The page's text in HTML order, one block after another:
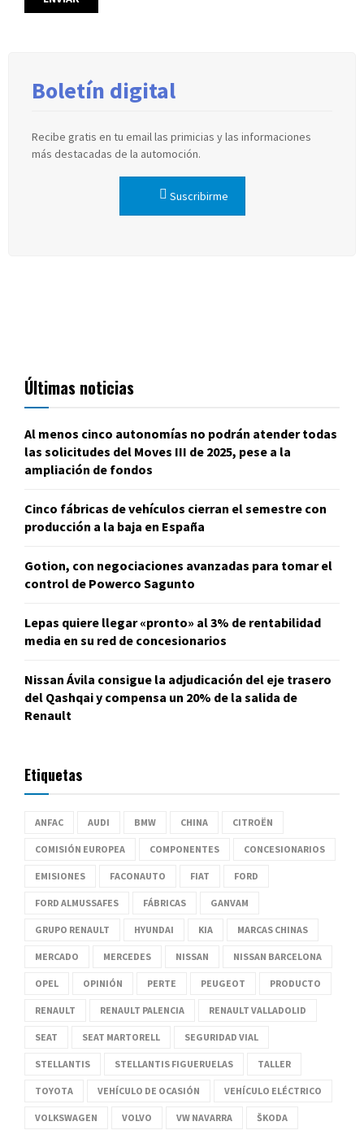
Boletín digital
Recibe gratis en tu email las primicias y las informaciones
más destacadas de la automoción.
Suscribirme
Últimas noticias
Al menos cinco autonomías no podrán atender todas
las solicitudes del Moves III de 2025, pese a la
ampliación de fondos
Cinco fábricas de vehículos cierran el semestre con
producción a la baja en España
Gotion, con negociaciones avanzadas para tomar el
control de Powerco Sagunto
Lepas quiere llegar «pronto» al 3% de rentabilidad
media en su red de concesionarios
Nissan Ávila consigue la adjudicación del eje trasero
del Qashqai y compensa un 20% de la salida de
Renault
Etiquetas
ANFAC AUDI BMW CHINA CITROËN
COMISIÓN EUROPEA COMPONENTES CONCESIONARIOS
EMISIONES FACONAUTO FIAT FORD
FORD ALMUSSAFES FÁBRICAS GANVAM
GRUPO RENAULT HYUNDAI KIA MARCAS CHINAS
MERCADO MERCEDES NISSAN NISSAN BARCELONA
OPEL OPINIÓN PERTE PEUGEOT PRODUCTO
RENAULT RENAULT PALENCIA RENAULT VALLADOLID
SEAT SEAT MARTORELL SEGURIDAD VIAL
STELLANTIS STELLANTIS FIGUERUELAS TALLER
TOYOTA VEHÍCULO DE OCASIÓN VEHÍCULO ELÉCTRICO
VOLKSWAGEN VOLVO VW NAVARRA ŠKODA